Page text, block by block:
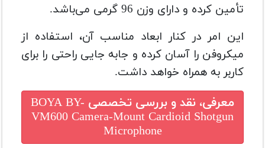
تأمین کرده و دارای وزن 96 گرمی می‌باشد.
این امر در کنار ابعاد مناسب آن، استفاده از
میکروفن را آسان کرده و جابه‌ جایی راحتی را برای
کاربر به همراه خواهد داشت.
معرفی، نقد و بررسی تخصصی BOYA BY-
VM600 Camera-Mount Cardioid Shotgun
Microphone